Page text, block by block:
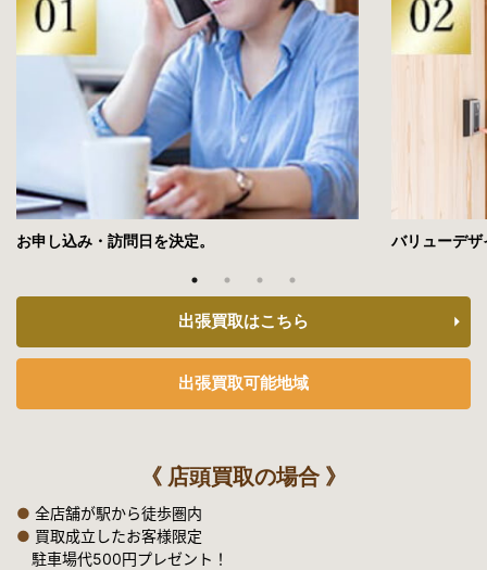
（再放送）
2021年7月3日公開
YouTube「山奥で発見した大量の古銭を鑑定してみた」
2021年6月30日
フジテレビ「世界の何だコレ！？ミステリーSP」
「インターネットでお宝探し！」のコーナー
中京テレビ「それって！？実際どうなの課」
「スマホ１つで家の不用品を全部売ったら、いくらになるの
2021年5月14日放送
テレビ東京「所さんの学校では教えてくれないそこんトコロ」
2021年5月7日放送
テレビ東京「所さんの学校では教えてくれないそこんトコロ
お申し込み・訪問日を決定。 バリューデ
出張買取はこちら
出張買取可能地域
《 店頭買取の場合 》
● 全店舗が駅から徒歩圏内
● 買取成立したお客様限定
駐車場代500円プレゼント！